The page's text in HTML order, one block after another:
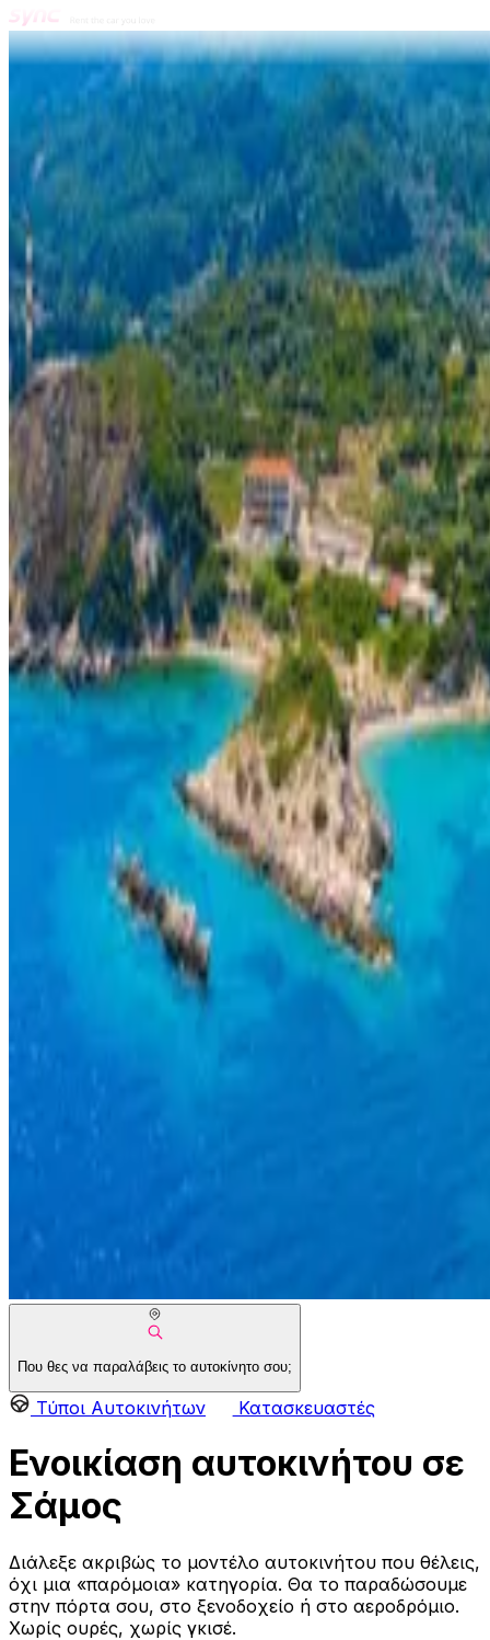
Που θες να παραλάβεις το αυτοκίνητο σου;
Τύποι Αυτοκινήτων Κατασκευαστές
Ενοικίαση αυτοκινήτου σε
Σάμος
Διάλεξε ακριβώς το μοντέλο αυτοκινήτου που θέλεις,
όχι μια «παρόμοια» κατηγορία. Θα το παραδώσουμε
στην πόρτα σου, στο ξενοδοχείο ή στο αεροδρόμιο.
Χωρίς ουρές, χωρίς γκισέ.